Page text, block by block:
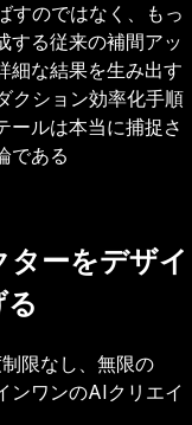
すのではなく、もっ
する従来の補間アッ
細な結果を生み出す
クション効率化手順
ールは本当に捕捉さ
である
ターをデザイ
限なし、無限の
ンワンのAIクリエイ